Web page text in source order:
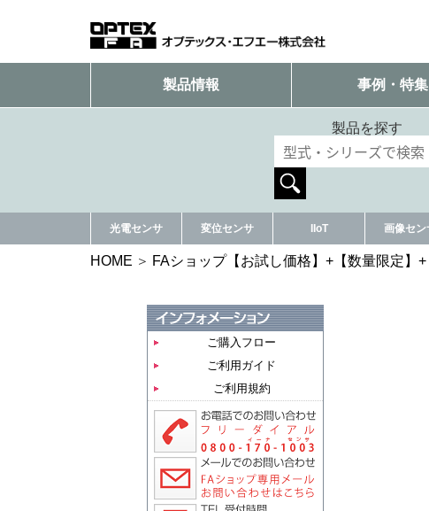
製品情報 事例・特集
製品を探す
光電センサ 変位センサ IIoT 画像セン
HOME FAショップ【お試し価格】+【数量限定】+
ご購入フロー
ご利用ガイド
ご利用規約